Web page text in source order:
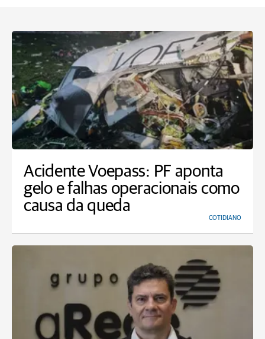
Acidente Voepass: PF aponta
gelo e falhas operacionais como
causa da queda
COTIDIANO